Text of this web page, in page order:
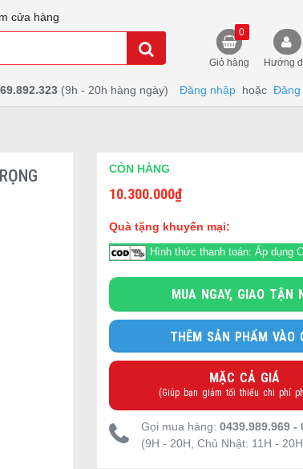
cửa hàng
Giỏ hàng
0
Hướng
(9h - 20h hàng ngày) Đăng nhập hoặc Đăng
CÒN HÀNG
10.300.000₫
Quà tặng khuyến mại:
Hình thức thanh toán: Áp dụng
MUA NGAY, GIAO TẬN
THÊM SẢN PHẨM VÀO
MẶC CẢ GIÁ
(Giúp bạn giảm tối thiểu chi phí
Gọi mua hàng: 0439.989.969 -
(9H - 20H, Chủ Nhật: 11H -